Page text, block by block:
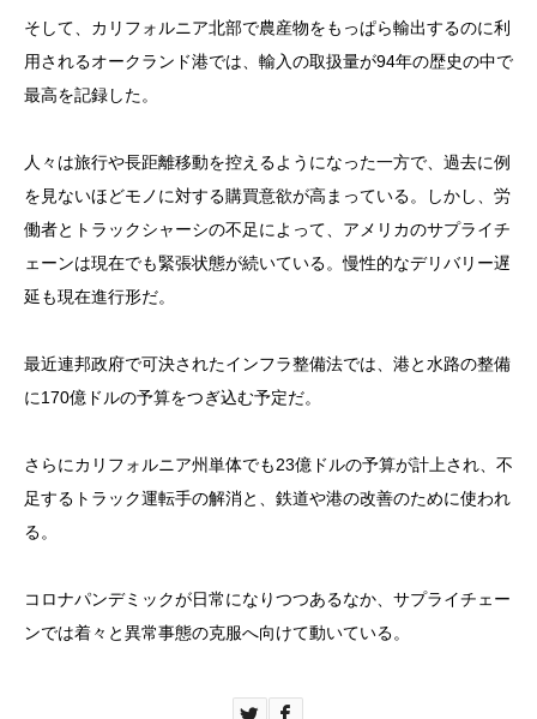
そして、カリフォルニア北部で農産物をもっぱら輸出するのに利
用されるオークランド港では、輸入の取扱量が94年の歴史の中で
最高を記録した。
人々は旅行や長距離移動を控えるようになった一方で、過去に例
を見ないほどモノに対する購買意欲が高まっている。しかし、労
働者とトラックシャーシの不足によって、アメリカのサプライチ
ェーンは現在でも緊張状態が続いている。慢性的なデリバリー遅
延も現在進行形だ。
最近連邦政府で可決されたインフラ整備法では、港と水路の整備
に170億ドルの予算をつぎ込む予定だ。
さらにカリフォルニア州単体でも23億ドルの予算が計上され、不
足するトラック運転手の解消と、鉄道や港の改善のために使われ
る。
コロナパンデミックが日常になりつつあるなか、サプライチェー
ンでは着々と異常事態の克服へ向けて動いている。